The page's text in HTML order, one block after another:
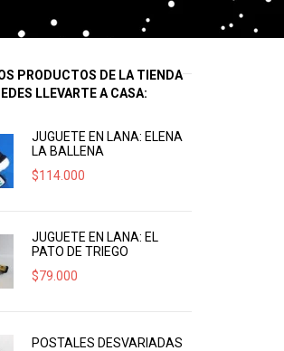
PRODUCTOS DE LA TIENDA
LLEVARTE A CASA:
JUGUETE EN LANA: ELENA
LA BALLENA
$114.000
JUGUETE EN LANA: EL
PATO DE TRIEGO
$79.000
POSTALES DESVARIADAS